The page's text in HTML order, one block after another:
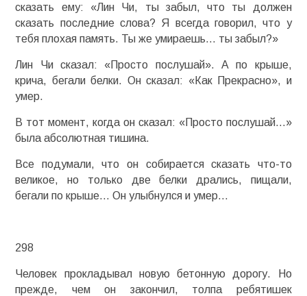
сказать ему: «Лин Чи, ты забыл, что ты должен
сказать последние слова? Я всегда говорил, что у
тебя плохая память. Ты же умираешь… ты забыл?»
Лин Чи сказал: «Просто послушай». А по крыше,
крича, бегали белки. Он сказал: «Как Прекрасно», и
умер.
В тот момент, когда он сказал: «Просто послушай…»
была абсолютная тишина.
Все подумали, что он собирается сказать что-то
великое, но только две белки дрались, пищали,
бегали по крыше… Он улыбнулся и умер…
298
Человек прокладывал новую бетонную дорогу. Но
прежде, чем он закончил, толпа ребятишек